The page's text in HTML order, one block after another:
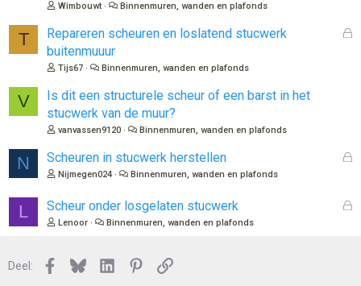
o
Wimbouwt Binnenmuren, wanden en plafonds
T
G
Repareren scheuren en loslatend stucwerk
buitenmuuur
Tijs67 Binnenmuren, wanden en plafonds
V
Is dit een structurele scheur of een barst in het
stucwerk van de muur?
vanvassen9120 Binnenmuren, wanden en plafonds
N
G
Scheuren in stucwerk herstellen
Nijmegen024 Binnenmuren, wanden en plafonds
L
G
Scheur onder losgelaten stucwerk
Lenoor Binnenmuren, wanden en plafonds
Deel: Facebook
BlueskyLinkedInPinterest
Link